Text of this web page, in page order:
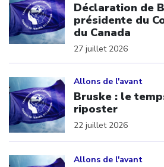
Déclaration de
présidente du
du Canada
27 juillet 2026
Allons de l'avant
Bruske : le
riposter
22 juillet 2026
Allons de l'avant